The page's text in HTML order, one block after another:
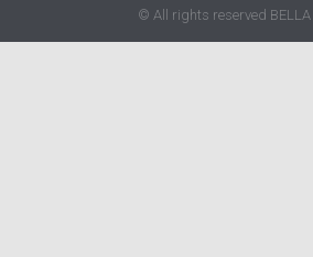
© All rights reserved BELLA